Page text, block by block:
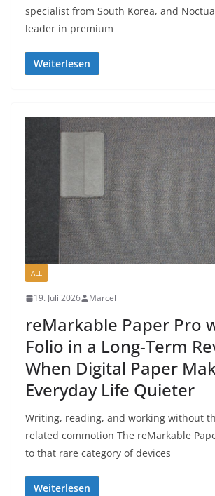
specialist from South Korea, and
leader in premium
Weiterlesen
ALL
19. Juli 2026 Marcel
reMarkable Paper Pro
Folio in a Long-Term
When Digital Paper
Everyday Life Quieter
Writing, reading, and working without
related commotion The reMarkable
to that rare category of devices
Weiterlesen